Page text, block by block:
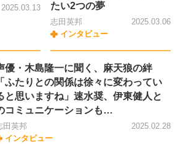
2025.03.13
たい2つの夢
志田英邦
インタビュー
2025.03.06
優・木島隆一に聞く、麻天狼の絆
「ふたりとの関係は徐々に変わってい
と思いますね」速水奨、伊東健人と
コミュニケーションも…
田英邦
インタビュー
2025.02.28